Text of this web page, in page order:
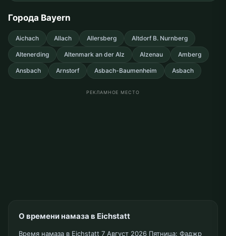
Города Bayern
Aichach Allach Allersberg Altdorf B. Nurnberg
Altenerding Altenmark an der Alz Alzenau Amberg
Ansbach Arnstorf Asbach-Baumenheim Asbach
РЕКЛАМНОЕ МЕСТО
О времени намаза в Eichstatt
Время намаза в Eichstatt 7 Август 2026 Пятница: Фаджр